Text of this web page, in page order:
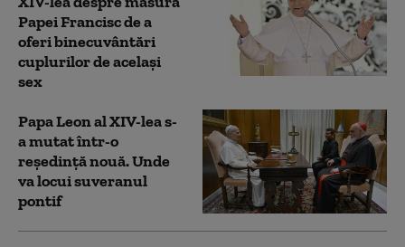
Papei Francisc de a
oferi binecuvântări
cuplurilor de acelaşi
sex
Papa Leon al XIV-lea s-
a mutat într-o
reședință nouă. Unde
va locui suveranul
pontif